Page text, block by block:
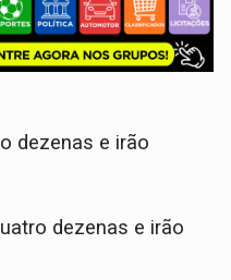
dezenas e irão
dezenas e irão